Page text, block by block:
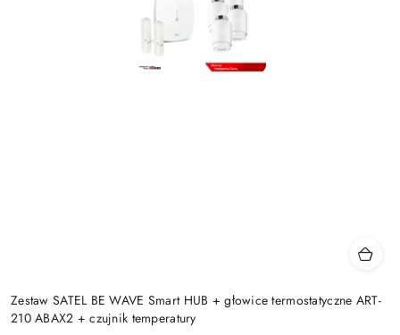
Zestaw SATEL BE WAVE Smart HUB + głowice termostatyczne ART-
210 ABAX2 + czujnik temperatury